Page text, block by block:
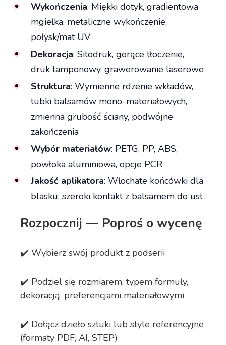
Wykończenia: Miękki dotyk, gradientowa
mgiełka, metaliczne wykończenie,
połysk/mat UV
Dekoracja: Sitodruk, gorące tłoczenie,
druk tamponowy, grawerowanie laserowe
Struktura: Wymienne rdzenie wkładów,
tubki balsamów mono-materiałowych,
zmienna grubość ściany, podwójne
zakończenia
Wybór materiałów: PETG, PP, ABS,
powłoka aluminiowa, opcje PCR
Jakość aplikatora: Włochate końcówki dla
blasku, szeroki kontakt z balsamem do ust
Rozpocznij — Poproś o wycenę
✔️ Wybierz swój produkt z podserii
✔️ Podziel się rozmiarem, typem formuły,
dekoracją, preferencjami materiałowymi
✔️ Dołącz dzieło sztuki lub style referencyjne
(formaty PDF, AI, STEP)